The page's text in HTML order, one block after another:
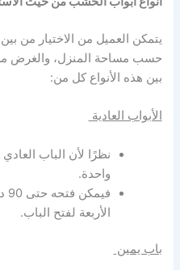
يتمكن العميل من الاختيار من بين
حسب مساحة المنزل، والغرض
بين هذه الأنواع كل من:
الأبواب العادية
نظرًا لأن الباب
واحدة.
الأربعة لفتح الباب.
باب يمين